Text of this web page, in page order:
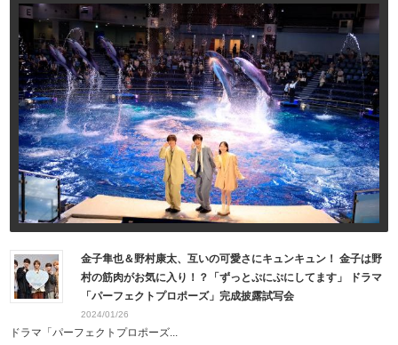
金子隼也＆野村康太、互いの可愛さにキュンキュン！ 金子は野
村の筋肉がお気に入り！？「ずっとぷにぷにしてます」 ドラマ
「パーフェクトプロポーズ」完成披露試写会
2024/01/26
ドラマ「パーフェクトプロポーズ...